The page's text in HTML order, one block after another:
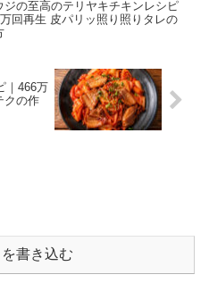
ジの至高のテリヤキチキンレシピ
万回再生 皮パリッ照り照りタレの
｜466万
クの作
書き込む